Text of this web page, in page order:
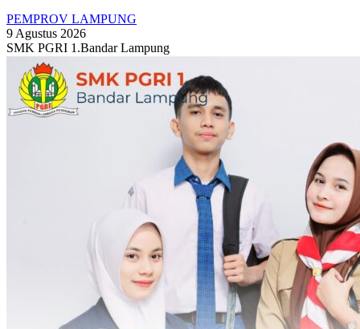
PEMPROV LAMPUNG
9 Agustus 2026
SMK PGRI 1.Bandar Lampung